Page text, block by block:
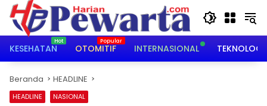
Langsung
konten
KESEHATAN
OTOMITIF INTERNASIONAL TEKNOLOGI
Beranda HEADLINE
HEADLINE NASIONAL